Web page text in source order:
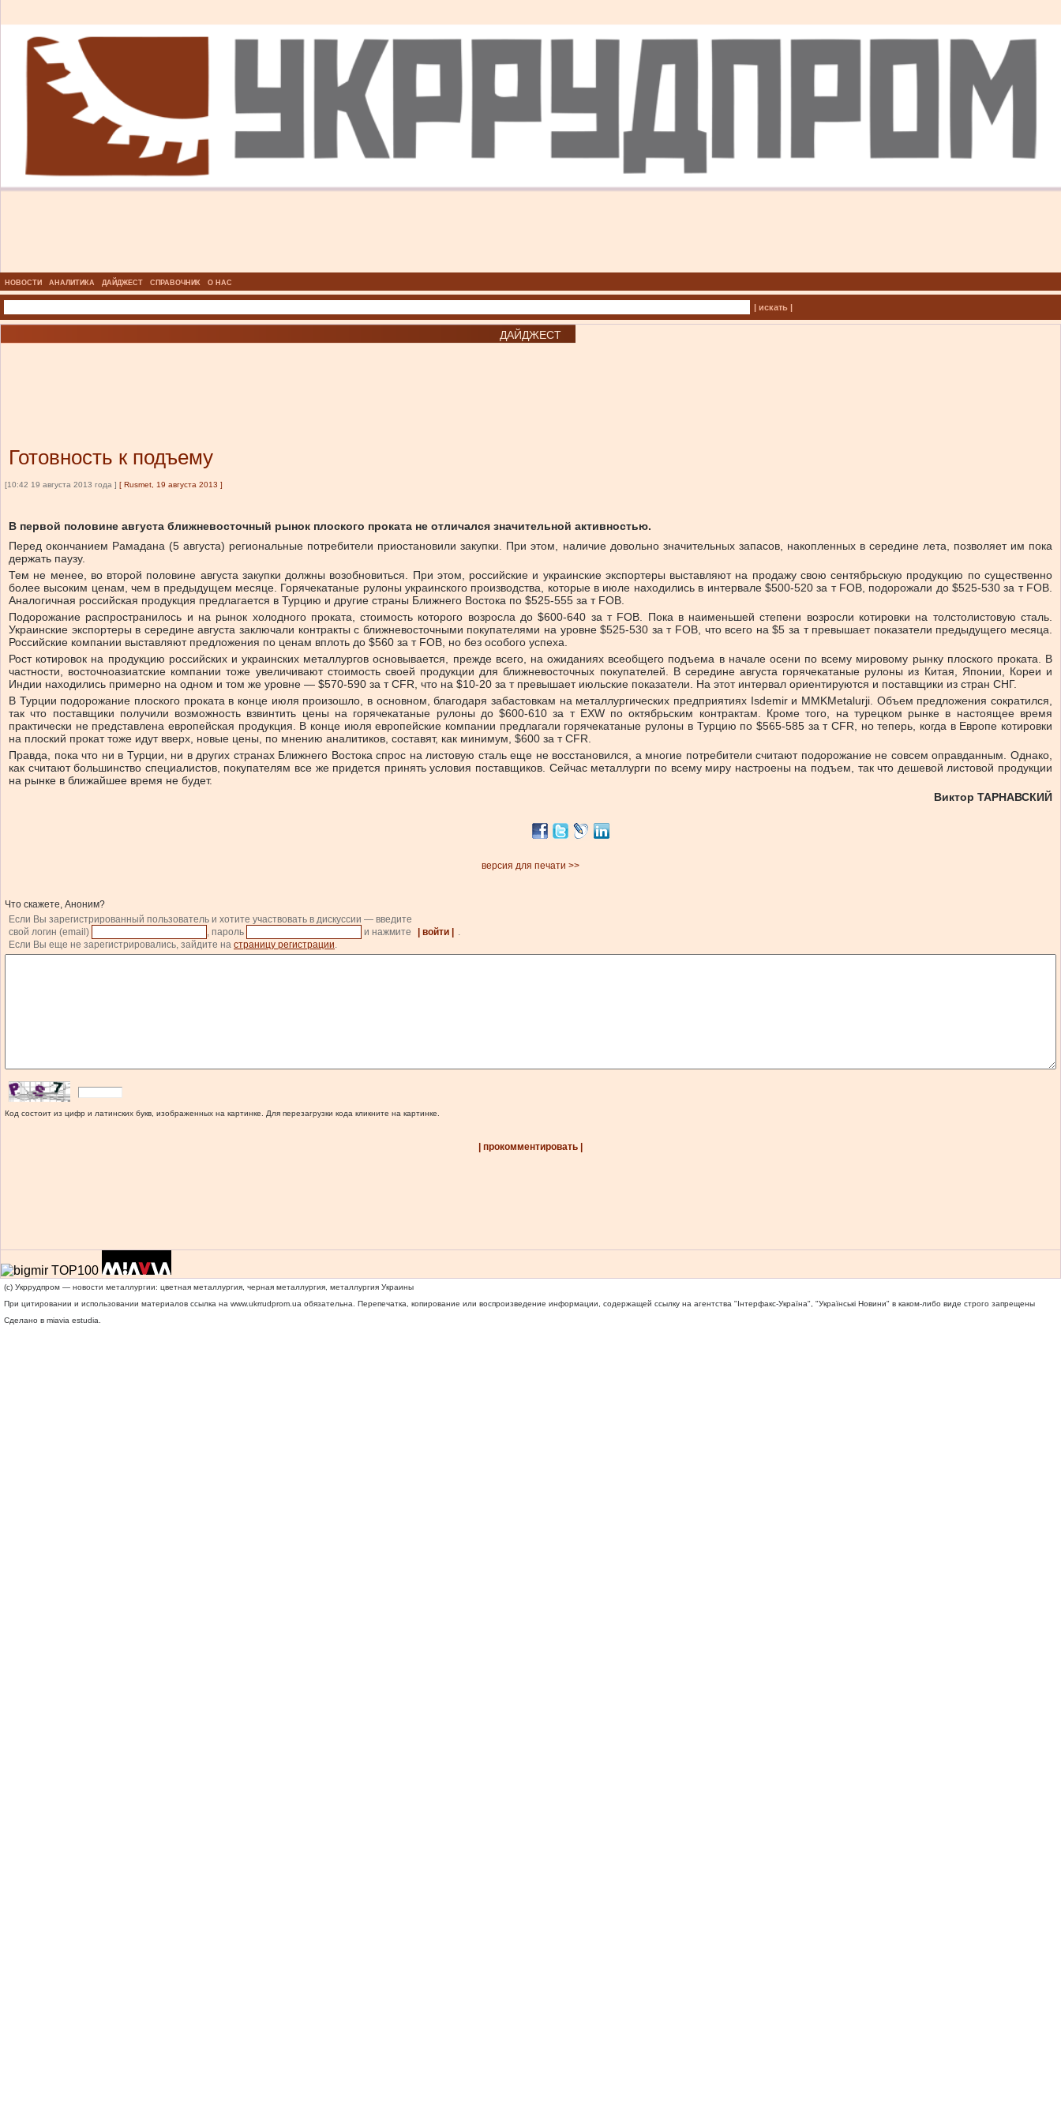
НОВОСТИ АНАЛИТИКА ДАЙДЖЕСТ СПРАВОЧНИК О НАС
| искать |
ДАЙДЖЕСТ
Готовность к подъему
[10:42 19 августа 2013 года ] [ Rusmet, 19 августа 2013 ]
В первой половине августа ближневосточный рынок плоского проката не отличался значительной активностью.
Перед окончанием Рамадана (5 августа) региональные потребители приостановили закупки. При этом, наличие довольно значительных запасов, накопленных в середине лета, позволяет им пока
держать паузу.
Тем не менее, во второй половине августа закупки должны возобновиться. При этом, российские и украинские экспортеры выставляют на продажу свою сентябрьскую продукцию по существенно
более высоким ценам, чем в предыдущем месяце. Горячекатаные рулоны украинского производства, которые в июле находились в интервале $500-520 за т FOB, подорожали до $525-530 за т FOB.
Аналогичная российская продукция предлагается в Турцию и другие страны Ближнего Востока по $525-555 за т FOB.
Подорожание распространилось и на рынок холодного проката, стоимость которого возросла до $600-640 за т FOB. Пока в наименьшей степени возросли котировки на толстолистовую сталь.
Украинские экспортеры в середине августа заключали контракты с ближневосточными покупателями на уровне $525-530 за т FOB, что всего на $5 за т превышает показатели предыдущего месяца.
Российские компании выставляют предложения по ценам вплоть до $560 за т FOB, но без особого успеха.
Рост котировок на продукцию российских и украинских металлургов основывается, прежде всего, на ожиданиях всеобщего подъема в начале осени по всему мировому рынку плоского проката. В
частности, восточноазиатские компании тоже увеличивают стоимость своей продукции для ближневосточных покупателей. В середине августа горячекатаные рулоны из Китая, Японии, Кореи и
Индии находились примерно на одном и том же уровне — $570-590 за т CFR, что на $10-20 за т превышает июльские показатели. На этот интервал ориентируются и поставщики из стран СНГ.
В Турции подорожание плоского проката в конце июля произошло, в основном, благодаря забастовкам на металлургических предприятиях Isdemir и MMKMetalurji. Объем предложения сократился,
так что поставщики получили возможность взвинтить цены на горячекатаные рулоны до $600-610 за т EXW по октябрьским контрактам. Кроме того, на турецком рынке в настоящее время
практически не представлена европейская продукция. В конце июля европейские компании предлагали горячекатаные рулоны в Турцию по $565-585 за т CFR, но теперь, когда в Европе котировки
на плоский прокат тоже идут вверх, новые цены, по мнению аналитиков, составят, как минимум, $600 за т CFR.
Правда, пока что ни в Турции, ни в других странах Ближнего Востока спрос на листовую сталь еще не восстановился, а многие потребители считают подорожание не совсем оправданным. Однако,
как считают большинство специалистов, покупателям все же придется принять условия поставщиков. Сейчас металлурги по всему миру настроены на подъем, так что дешевой листовой продукции
на рынке в ближайшее время не будет.
Виктор ТАРНАВСКИЙ
версия для печати >>
Что скажете, Аноним?
Если Вы зарегистрированный пользователь и хотите участвовать в дискуссии — введите
свой логин (email)
, пароль и нажмите | войти |
.
Если Вы еще не зарегистрировались, зайдите на страницу регистрации.
Код состоит из цифр и латинских букв, изображенных на картинке. Для перезагрузки кода кликните на картинке.
| прокомментировать |
(c) Укррудпром — новости металлургии: цветная металлургия, черная металлургия, металлургия Украины
При цитировании и использовании материалов ссылка на www.ukrrudprom.ua обязательна. Перепечатка, копирование или воспроизведение информации, содержащей ссылку на агентства "Iнтерфакс-Україна", "Українськi Новини" в каком-либо виде строго запрещены
Сделано в miavia estudia.